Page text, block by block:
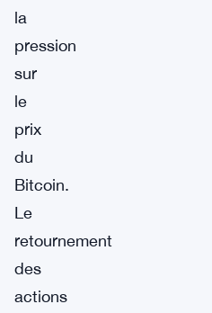
la
pression
sur
le
prix
du
Bitcoin.
Le
retournement
des
actions